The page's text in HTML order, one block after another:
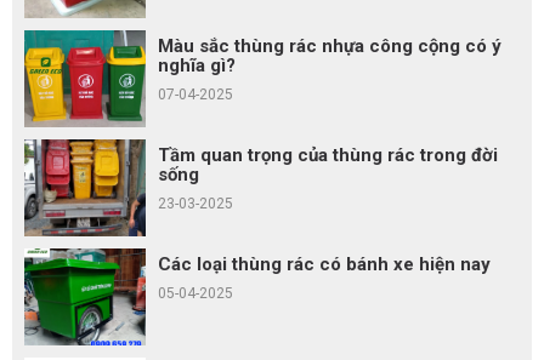
Màu sắc thùng rác nhựa công cộng có ý
nghĩa gì?
07-04-2025
Tầm quan trọng của thùng rác trong đời
sống
23-03-2025
Các loại thùng rác có bánh xe hiện nay
05-04-2025